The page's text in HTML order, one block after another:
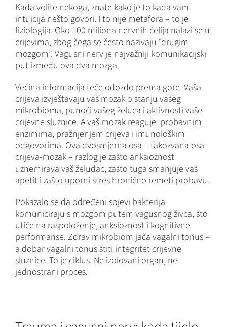
Kada volite nekoga, znate kako je to kada vam
intuicija nešto govori. I to nije metafora – to je
fiziologija. Oko 100 miliona nervnih ćelija nalazi se u
crijevima, zbog čega se često nazivaju “drugim
mozgom”. Vagusni nerv je najvažniji komunikacijski
put između ova dva mozga.
Većina informacija teče odozdo prema gore. Vaša
crijeva izvještavaju vaš mozak o stanju vašeg
mikrobioma, punoći vašeg želuca i aktivnosti vaše
crijevne sluznice. A vaš mozak reaguje: probavnim
enzimima, pražnjenjem crijeva i imunološkim
odgovorima. Ova dvosmjerna osa – takozvana osa
crijeva-mozak – razlog je zašto anksioznost
uznemirava vaš želudac, zašto tuga smanjuje vaš
apetit i zašto uporni stres hronično remeti probavu.
Pokazalo se da određeni sojevi bakterija
komuniciraju s mozgom putem vagusnog živca, što
utiče na raspoloženje, anksioznost i kognitivne
performanse. Zdrav mikrobiom jača vagalni tonus –
a dobar vagalni tonus štiti integritet crijevne
sluznice. To je ciklus. Ne izolovani organ, ne
jednostrani proces.